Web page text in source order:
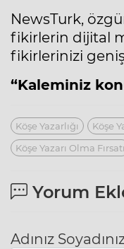
NewsTurk,
fikirlerin dijital
fikirlerinizi geniş
“Kaleminiz
Köşe Yazarlığı Köşe
Köşe Yazarı Olma Fırsatı
Yorum
Adınız